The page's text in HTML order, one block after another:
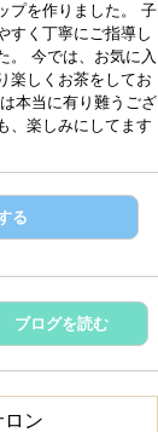
プを作りました。 子
すく丁寧にご指導し
。 今では、お気に入
楽しくお茶をしてお
本当に有り難うござ
、楽しみにしてます
る
ブログを読む
ロン